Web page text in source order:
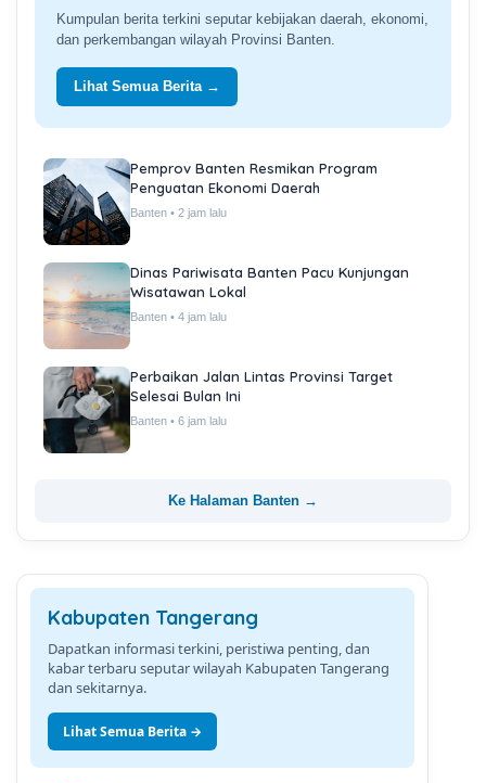
Kumpulan berita terkini seputar kebijakan daerah, ekonomi,
dan perkembangan wilayah Provinsi Banten.
Lihat Semua Berita →
Pemprov Banten Resmikan Program
Penguatan Ekonomi Daerah
Banten • 2 jam lalu
Dinas Pariwisata Banten Pacu Kunjungan
Wisatawan Lokal
Banten • 4 jam lalu
Perbaikan Jalan Lintas Provinsi Target
Selesai Bulan Ini
Banten • 6 jam lalu
Ke Halaman Banten →
Kabupaten Tangerang
Dapatkan informasi terkini, peristiwa penting, dan
kabar terbaru seputar wilayah Kabupaten Tangerang
dan sekitarnya.
Lihat Semua Berita →